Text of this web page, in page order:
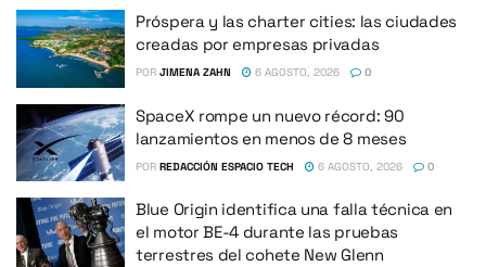
Próspera y las charter cities: las ciudades
creadas por empresas privadas
POR JIMENA ZAHN 6 AGOSTO, 2026 0
SpaceX rompe un nuevo récord: 90
lanzamientos en menos de 8 meses
POR REDACCIÓN ESPACIO TECH 6 AGOSTO, 2026 0
Blue Origin identifica una falla técnica en
el motor BE-4 durante las pruebas
terrestres del cohete New Glenn